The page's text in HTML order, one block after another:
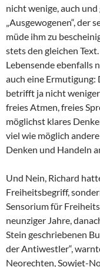
nicht wenige, auch
„Ausgewogenen“, der
müde ihm zu
stets den gleichen
Lebensende ebenfalls
auch eine Ermutigung:
betrifft ja nicht
freies Atmen, freies
möglichst klares
viel wie möglich
Denken und Handeln
Und Nein, Richard
Freiheitsbegriff,
Sensorium für
neunziger Jahre,
Stein geschriebenen
der Antiwestler“,
Neorechten, Sowjet-